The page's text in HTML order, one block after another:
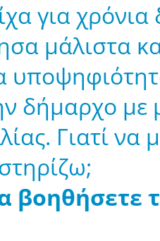
για χρόνια
μάλιστα
δήμαρχο με
Γιατί να
βοηθήσετε